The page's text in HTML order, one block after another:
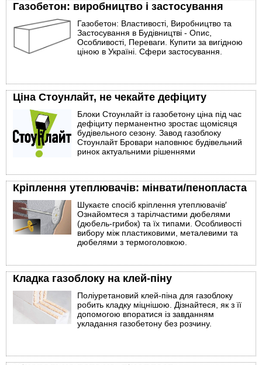
Газобетон: виробництво і застосування
Газобетон: Властивості, Виробництво та
Застосування в Будівництві - Опис,
Особливості, Переваги. Купити за вигідною
ціною в Україні. Сфери застосування.
Ціна Стоунлайт, не чекайте дефіциту
Блоки Стоунлайт із газобетону ціна під час
дефіциту перманентно зростає щомісяця
будівельного сезону. Завод газоблоку
Стоунлайт Бровари наповнює будівельний
ринок актуальними рішеннями
Кріплення утеплювачів: мінвати/пенопласта
Шукаєте спосіб кріплення утеплювачів′
Ознайомтеся з тарілчастими дюбелями
(дюбель-грибок) та їх типами. Особливості
вибору між пластиковими, металевими та
дюбелями з термоголовкою.
Кладка газоблоку на клей-піну
Поліуретановий клей-піна для газоблоку
робить кладку міцнішою. Дізнайтеся, як з її
допомогою впоратися із завданням
укладання газобетону без розчину.